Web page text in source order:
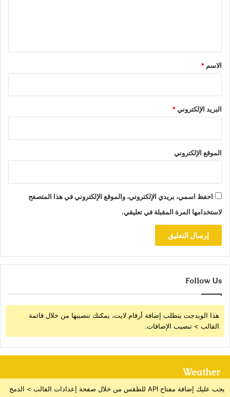
*
الاسم *
البريد الإلكتروني*
الموقع الإلكتروني
احفظ اسمي، بريدي الإلكتروني، والموقع الإلكتروني في هذا المتصفح
لاستخدامها المرة المقبلة في تعليقي.
Follow Us
هذا الويدجت يتطلب إضافة أرقام لايت، يمكنك تنصيبها من خلال قائمة
القالب > تنصيب الإضافات.
Weather
يجب عليك إضافة مفتاح API للطقس من خلال صفحة إعدادات القالب > الدمج